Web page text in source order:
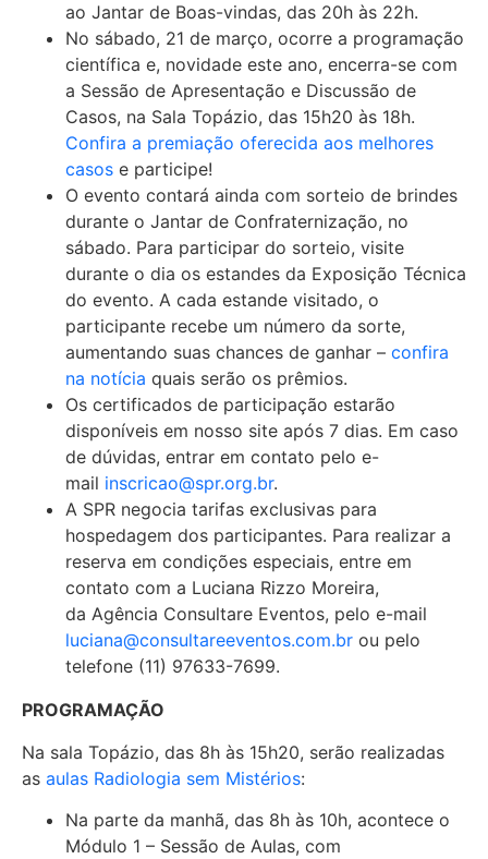
ao Jantar de Boas-vindas, das 20h às 22h.
No sábado, 21 de março, ocorre a programação
científica e, novidade este ano, encerra-se com
a Sessão de Apresentação e Discussão de
Casos, na Sala Topázio, das 15h20 às 18h.
Confira a premiação oferecida aos melhores
casos e participe!
O evento contará ainda com sorteio de brindes
durante o Jantar de Confraternização, no
sábado. Para participar do sorteio, visite
durante o dia os estandes da Exposição Técnica
do evento. A cada estande visitado, o
participante recebe um número da sorte,
aumentando suas chances de ganhar – confira
na notícia quais serão os prêmios.
Os certificados de participação estarão
disponíveis em nosso site após 7 dias. Em caso
de dúvidas, entrar em contato pelo e-
mail inscricao@spr.org.br.
A SPR negocia tarifas exclusivas para
hospedagem dos participantes. Para realizar a
reserva em condições especiais, entre em
contato com a Luciana Rizzo Moreira,
da Agência Consultare Eventos, pelo e-mail
luciana@consultareeventos.com.br ou pelo
telefone (11) 97633-7699.
PROGRAMAÇÃO
Na sala Topázio, das 8h às 15h20, serão realizadas
as aulas Radiologia sem Mistérios:
Na parte da manhã, das 8h às 10h, acontece o
Módulo 1 – Sessão de Aulas, com